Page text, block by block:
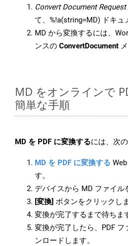
Convert Document Request
て、%!a(string=MD) ドキュ
MD から変換するには、
ンスの ConvertDocument
MD をオンラインで
簡単な手順
MD を PDF に変換するには、次
MD を PDF に変換する
す。
デバイスから MD ファイル
[変換] ボタンをクリックしま
変換が完了するまで待ちま
変換が完了したら、PDF
ンロードします。